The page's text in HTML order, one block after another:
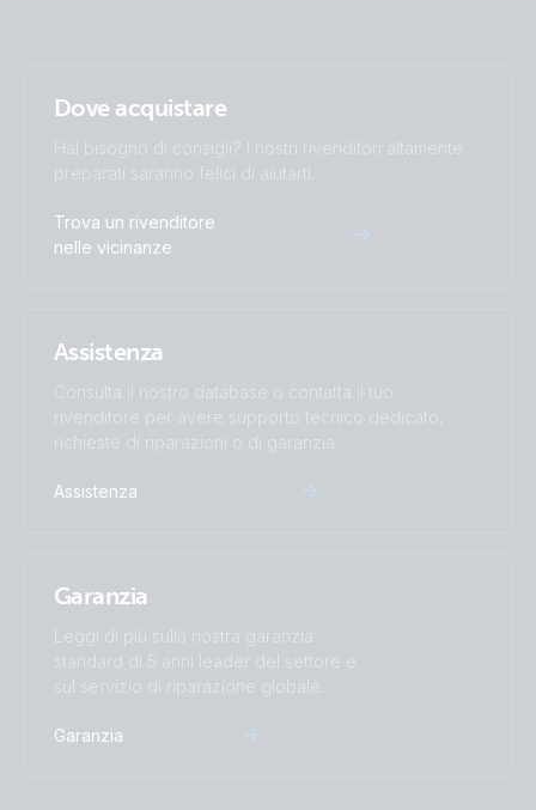
Dove acquistare
Hai bisogno di consigli? I nostri rivenditori altamente
preparati saranno felici di aiutarti.
Trova un rivenditore
nelle vicinanze
Assistenza
Consulta il nostro database o contatta il tuo
rivenditore per avere supporto tecnico dedicato,
richieste di riparazioni o di garanzia.
Assistenza
Garanzia
Leggi di più sulla nostra garanzia
standard di 5 anni leader del settore e
sul servizio di riparazione globale.
Garanzia